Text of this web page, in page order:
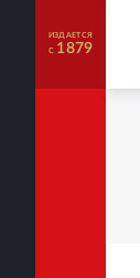
ИЗДАЕТСЯ
С 1879